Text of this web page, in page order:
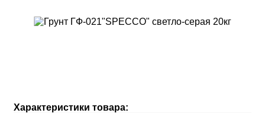
Характеристики товара: